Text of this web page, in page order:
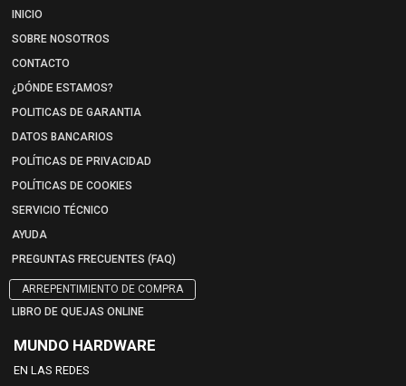
INICIO
SOBRE NOSOTROS
CONTACTO
¿DÓNDE ESTAMOS?
POLITICAS DE GARANTIA
DATOS BANCARIOS
POLÍTICAS DE PRIVACIDAD
POLÍTICAS DE COOKIES
SERVICIO TÉCNICO
AYUDA
PREGUNTAS FRECUENTES (FAQ)
ARREPENTIMIENTO DE COMPRA
LIBRO DE QUEJAS ONLINE
MUNDO HARDWARE
EN LAS REDES